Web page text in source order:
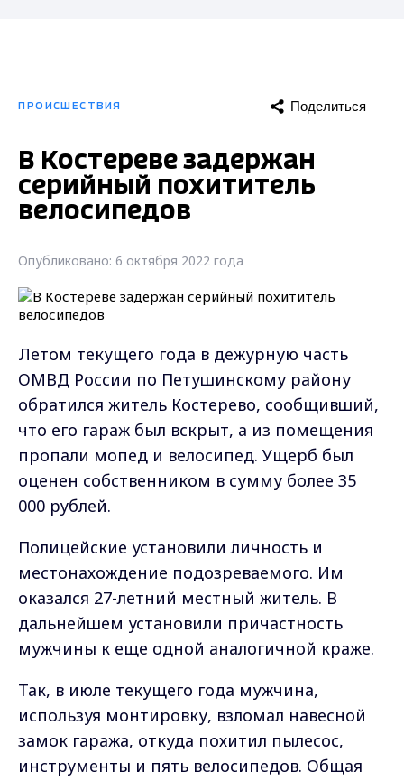
ПРОИСШЕСТВИЯ Поделиться
В Костереве задержан
серийный похититель
велосипедов
Опубликовано: 6 октября 2022 года
Летом текущего года в дежурную часть
ОМВД России по Петушинскому району
обратился житель Костерево, сообщивший,
что его гараж был вскрыт, а из помещения
пропали мопед и велосипед. Ущерб был
оценен собственником в сумму более 35
000 рублей.
Полицейские установили личность и
местонахождение подозреваемого. Им
оказался 27-летний местный житель. В
дальнейшем установили причастность
мужчины к еще одной аналогичной краже.
Так, в июле текущего года мужчина,
используя монтировку, взломал навесной
замок гаража, откуда похитил пылесос,
инструменты и пять велосипедов. Общая